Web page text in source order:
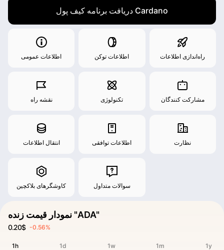
دریافت برنامه کیف پول Cardano
اطلاعات عمومی اطلاعات توکن راه‌اندازی اطلاعات
نقشه راه تکنولوژی مشارکت کنندگان
انتقال اطلاعات اطلاعات توافقی نظارت
کاوشگرهای بلاکچین سوالات متداول
نمودار قیمت زنده "ADA"
0.20$ -0.56%
1h 1d 1w 1m 1y